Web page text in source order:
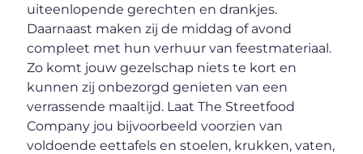
uiteenlopende gerechten en drankjes.
Daarnaast maken zij de middag of avond
compleet met hun verhuur van feestmateriaal.
Zo komt jouw gezelschap niets te kort en
kunnen zij onbezorgd genieten van een
verrassende maaltijd. Laat The Streetfood
Company jou bijvoorbeeld voorzien van
voldoende eettafels en stoelen, krukken, vaten,